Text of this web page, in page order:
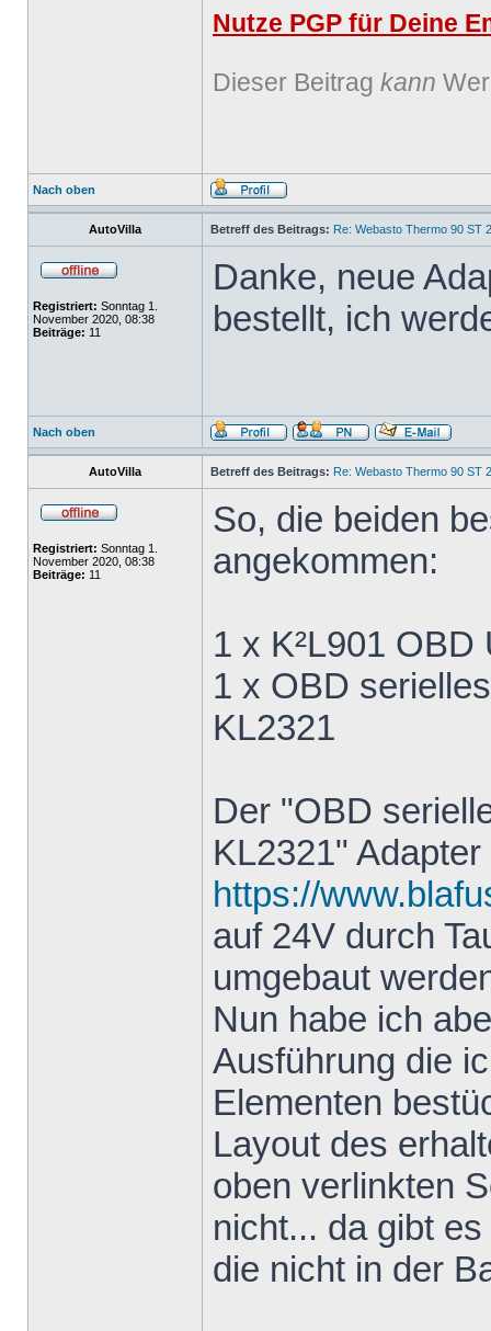
Nutze PGP für Deine
Dieser Beitrag kann
Nach oben
AutoVilla Betreff des Beitrags: Re: Webasto Thermo 90 ST
Registriert: Sonntag 1.
November 2020, 08:38
Beiträge: 11
Danke, neue
bestellt, ich
Nach oben
AutoVilla Betreff des Beitrags: Re: Webasto Thermo 90 ST
Registriert: Sonntag 1.
November 2020, 08:38
Beiträge: 11
So, die beiden
angekommen:
1 x K²L901
1 x OBD
KL2321
Der "OBD
KL2321"
https://
auf 24V durch
umgebaut
Nun habe ich
Ausführung die
Elementen
Layout des
oben verlinkten
nicht... da gibt
die nicht in der